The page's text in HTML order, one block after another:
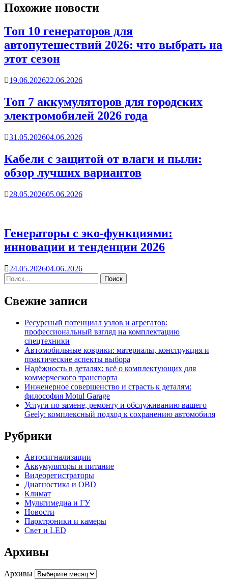
Похожие новости
Топ 10 генераторов для
автопутешествий 2026: что выбрать на
этот сезон
19.06.202622.06.2026
Топ 7 аккумуляторов для городских
электромобилей 2026 года
31.05.202604.06.2026
Кабели с защитой от влаги и пыли:
обзор лучших вариантов
28.05.202605.06.2026
Генераторы с эко-функциями:
инновации и тенденции 2026
24.05.202604.06.2026
Свежие записи
Ресурсный потенциал узлов и агрегатов:
профессиональный взгляд на комплектацию
спецтехники
Автомобильные коврики: материалы, конструкция и
практические аспекты выбора
Надёжность в деталях: всё о комплектующих для
коммерческого транспорта
Инженерное совершенство и страсть к деталям:
философия Motul Garage
Услуги по замене, ремонту и обслуживанию вашего
Geely: комплексный подход к сохранению автомобиля
Рубрики
Автосигнализации
Аккумуляторы и питание
Видеорегистраторы
Диагностика и OBD
Климат
Мультимедиа и ГУ
Новости
Парктроники и камеры
Свет и LED
Архивы
Архивы